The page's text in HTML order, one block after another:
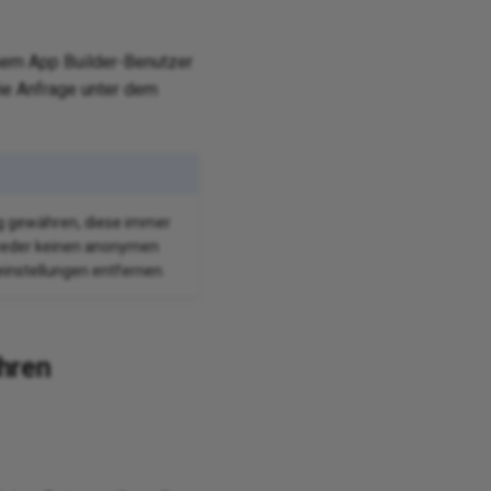
App Builder-Benutzer
Anfrage unter dem
gewähren, diese immer
keinen anonymen
entfernen.